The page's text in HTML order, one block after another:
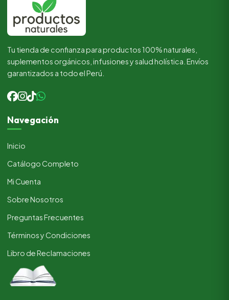
Tu tienda de confianza para productos 100% naturales,
suplementos orgánicos, infusiones y salud holística. Envíos
garantizados a todo el Perú.
Navegación
Inicio
Catálogo Completo
Mi Cuenta
Sobre Nosotros
Preguntas Frecuentes
Términos y Condiciones
Libro de Reclamaciones